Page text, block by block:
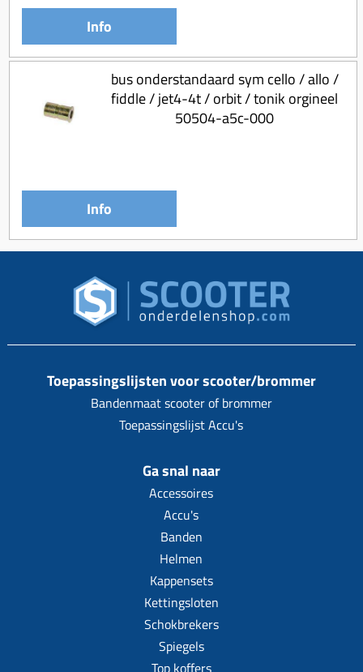
Info
bus onderstandaard sym cello / allo /
fiddle / jet4-4t / orbit / tonik orgineel
50504-a5c-000
Info
Toepassingslijsten voor scooter/brommer
Bandenmaat scooter of brommer
Toepassingslijst Accu's
Ga snal naar
Accessoires
Accu's
Banden
Helmen
Kappensets
Kettingsloten
Schokbrekers
Spiegels